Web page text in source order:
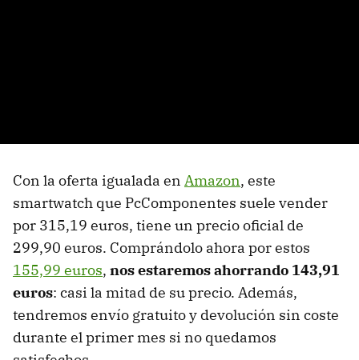
Con la oferta igualada en Amazon, este
smartwatch que PcComponentes suele vender
por 315,19 euros, tiene un precio oficial de
299,90 euros. Comprándolo ahora por estos
155,99 euros, nos estaremos ahorrando 143,91
euros: casi la mitad de su precio. Además,
tendremos envío gratuito y devolución sin coste
durante el primer mes si no quedamos